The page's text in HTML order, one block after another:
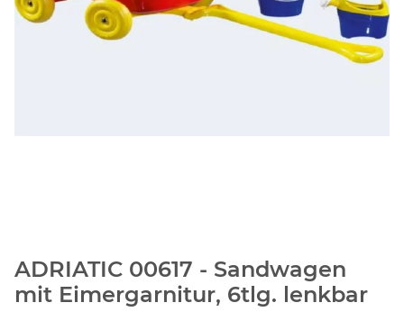
ADRIATIC 00617 - Sandwagen
mit Eimergarnitur, 6tlg. lenkbar